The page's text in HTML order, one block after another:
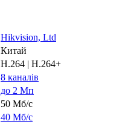
Hikvision, Ltd
Китай
H.264 | H.264+
8 каналів
до 2 Мп
50 Мб/с
40 Мб/с